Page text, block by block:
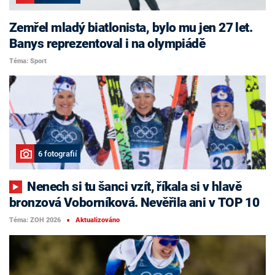
Zemřel mladý biatlonista, bylo mu jen 27 let.
Banys reprezentoval i na olympiádě
Téma: Sport
6 fotografií
bronzová Voborníková. Nevěřila ani v TOP 10
Téma: ZOH 2026 ■ Aktualizováno